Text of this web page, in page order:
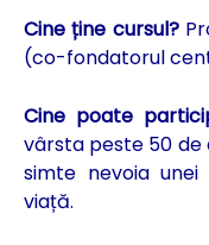
Cine ține cursul?
(co-fondatorul
Cine poate
vârsta peste 50 de
simte nevoia
viață.